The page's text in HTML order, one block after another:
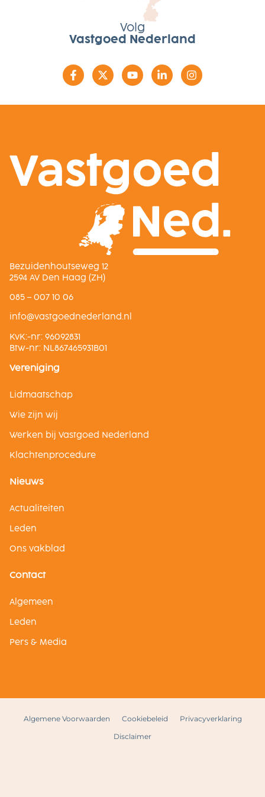
Volg
Vastgoed Nederland
Bezuidenhoutseweg 12
2594 AV Den Haag (ZH)
085 – 007 10 06
ln.dnalredendeogtsav@ofni
KvK:-nr: 96092831
Btw-nr: NL867465931B01
Vereniging
Lidmaatschap
Wie zijn wij
Werken bij Vastgoed Nederland
Klachtenprocedure
Nieuws
Actualiteiten
Leden
Ons vakblad
Contact
Algemeen
Leden
Pers & Media
Algemene Voorwaarden Cookiebeleid
Privacyverklaring
Disclaimer